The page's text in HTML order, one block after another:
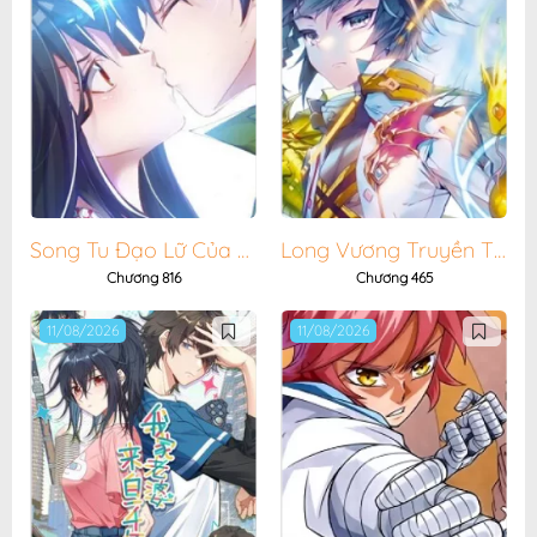
Chương 1085 10/04/2026
Chương 1084 10/04/2026
Chương 1083 10/04/2026
Chương 1082 10/04/2026
Chương 1081 10/04/2026
Chương 1080 10/04/2026
Chương 1078 10/04/2026
Chương 1077 10/04/2026
Chương 1076 10/04/2026
Chương 1075 10/04/2026
Chương 1074 10/04/2026
Song Tu Đạo Lữ Của Tôi
Chương 816
Long Vương Truyền Thuyết
Chương 465
11/08/2026 11/08/2026